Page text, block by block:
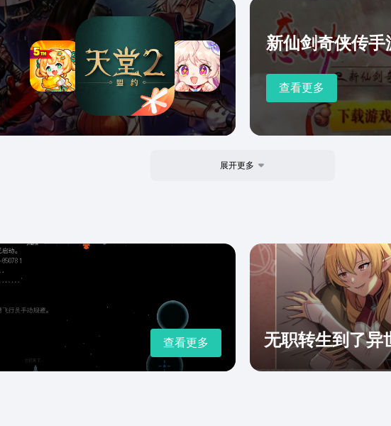
新仙剑奇侠传手
查看更多
展开更多
查看更多 无职转生到了异